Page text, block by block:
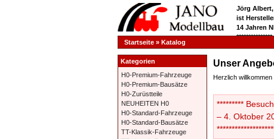
Jörg Albert,
ist
14 Jahren
Startseite » Katalog
Unser
Herzlich willkommen
*********
– 4. Oktober
Kategorien
H0-Premium-Fahrzeuge
H0-Premium-Bausätze
H0-Zurüstteile
NEUHEITEN H0
H0-Standard-Fahrzeuge
H0-Standard-Bausätze
TT-Klassik-Fahrzeuge